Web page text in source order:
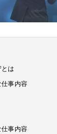
は
仕事内容
仕事内容